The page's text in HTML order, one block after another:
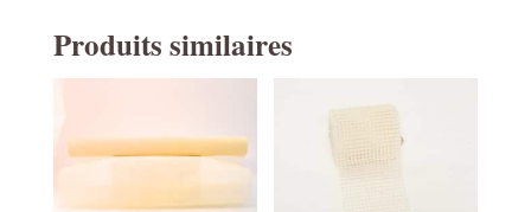
Produits similaires